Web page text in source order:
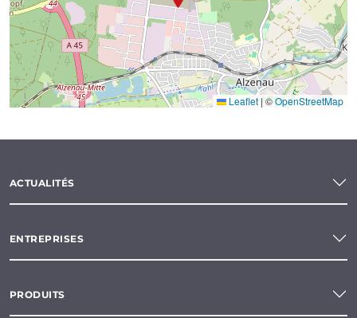
Leaflet | ©OpenStreetMap
ACTUALITÉS
ENTREPRISES
PRODUITS